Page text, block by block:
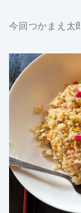
今回つかまえ太